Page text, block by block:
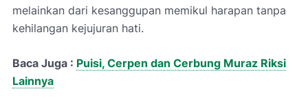
melainkan dari kesanggupan memikul harapan tanpa
kehilangan kejujuran hati.
Baca Juga : Puisi, Cerpen dan Cerbung Muraz Riksi
Lainnya